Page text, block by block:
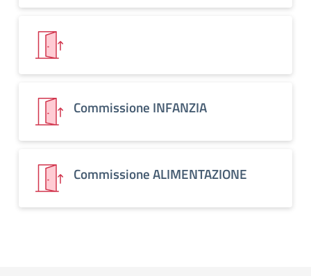
Commissione INFANZIA
Commissione ALIMENTAZIONE